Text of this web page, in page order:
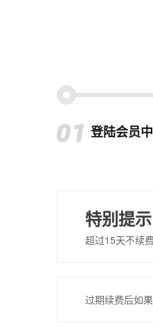
登陆会员
特别提示
超过15天不续
过期续费后如